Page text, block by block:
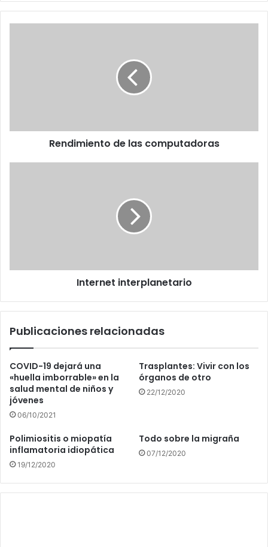
Rendimiento de las computadoras
Internet interplanetario
Publicaciones relacionadas
COVID-19 dejará una
«huella imborrable» en la
salud mental de niños y
jóvenes
06/10/2021
Trasplantes: Vivir con los
órganos de otro
22/12/2020
Polimiositis o miopatía
inflamatoria idiopática
19/12/2020
Todo sobre la migraña
07/12/2020